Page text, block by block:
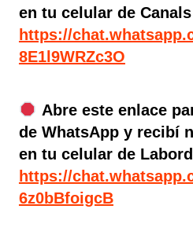
en tu celular de
https://
8E1l9WRZc3O
Abre este enlace
de WhatsApp y recibí
en tu celular de
https://
6z0bBfoigcB